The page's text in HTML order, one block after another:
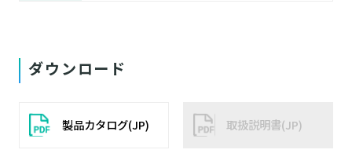
ダウンロード
製品カタログ(JP) 取扱説明書(JP)